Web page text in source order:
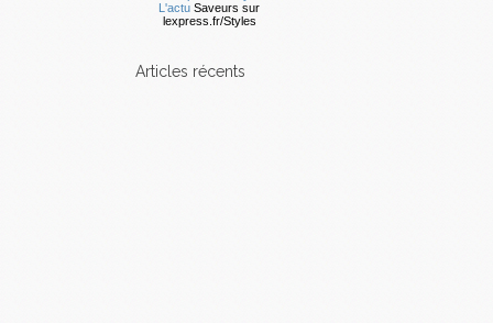
L'actu Saveurs sur
lexpress.fr/Styles
articles récents